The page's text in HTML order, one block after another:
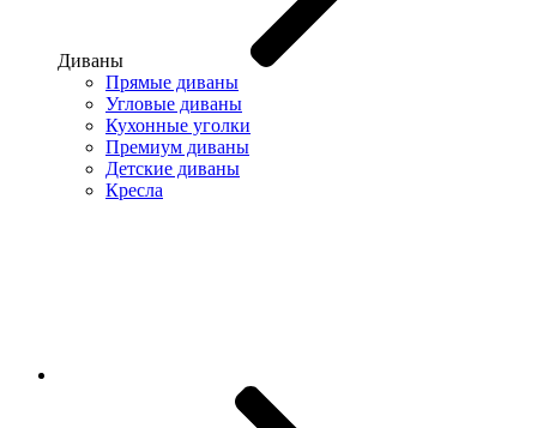
Диваны
Прямые диваны
Угловые диваны
Кухонные уголки
Премиум диваны
Детские диваны
Кресла